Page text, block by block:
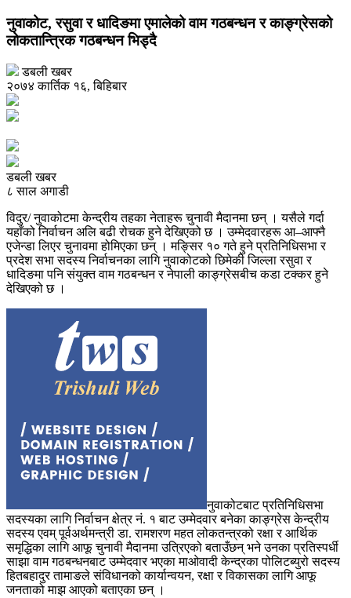
नुवाकोट, रसुवा र धादिङमा एमालेको वाम गठबन्धन र काङ्ग्रेसको
लोकतान्त्रिक गठबन्धन भिड्दै
डबली खबर
२०७४ कार्तिक १६, बिहिबार
डबली खबर
८ साल अगाडी
विदुर/ नुवाकोटमा केन्द्रीय तहका नेताहरू चुनावी मैदानमा छन् । यसैले गर्दा
यहाँको निर्वाचन अलि बढी रोचक हुने देखिएको छ । उम्मेदवारहरू आ–आफ्नै
एजेन्डा लिएर चुनावमा होमिएका छन् । मङ्सिर १० गते हुने प्रतिनिधिसभा र
प्रदेश सभा सदस्य निर्वाचनका लागि नुवाकोटको छिमेकी जिल्ला रसुवा र
धादिङमा पनि संयुक्त वाम गठबन्धन र नेपाली काङ्ग्रेसबीच कडा टक्कर हुने
देखिएको छ ।
नुवाकोटबाट प्रतिनिधिसभा
सदस्यका लागि निर्वाचन क्षेत्र नं. १ बाट उम्मेदवार बनेका काङ्ग्रेस केन्द्रीय
सदस्य एवम् पूर्वअर्थमन्त्री डा. रामशरण महत लोकतन्त्रको रक्षा र आर्थिक
समृद्धिका लागि आफू चुनावी मैदानमा उत्रिएको बताउँछन् भने उनका प्रतिस्पर्धी
साझा वाम गठबन्धनबाट उम्मेदवार भएका माओवादी केन्द्रका पोलिटब्युरो सदस्य
हितबहादुर तामाङले संविधानको कार्यान्वयन, रक्षा र विकासका लागि आफू
जनताको माझ आएको बताएका छन् ।